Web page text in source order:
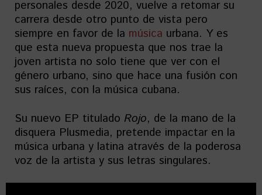
personales desde 2020, vuelve a retomar su
carrera desde otro punto de vista pero
siempre en favor de la música urbana. Y es
que esta nueva propuesta que nos trae la
joven artista no solo tiene que ver con el
género urbano, sino que hace una fusión con
sus raíces, con la música cubana.
Su nuevo EP titulado Rojo, de la mano de la
disquera Plusmedia, pretende impactar en la
música urbana y latina através de la poderosa
voz de la artista y sus letras singulares.